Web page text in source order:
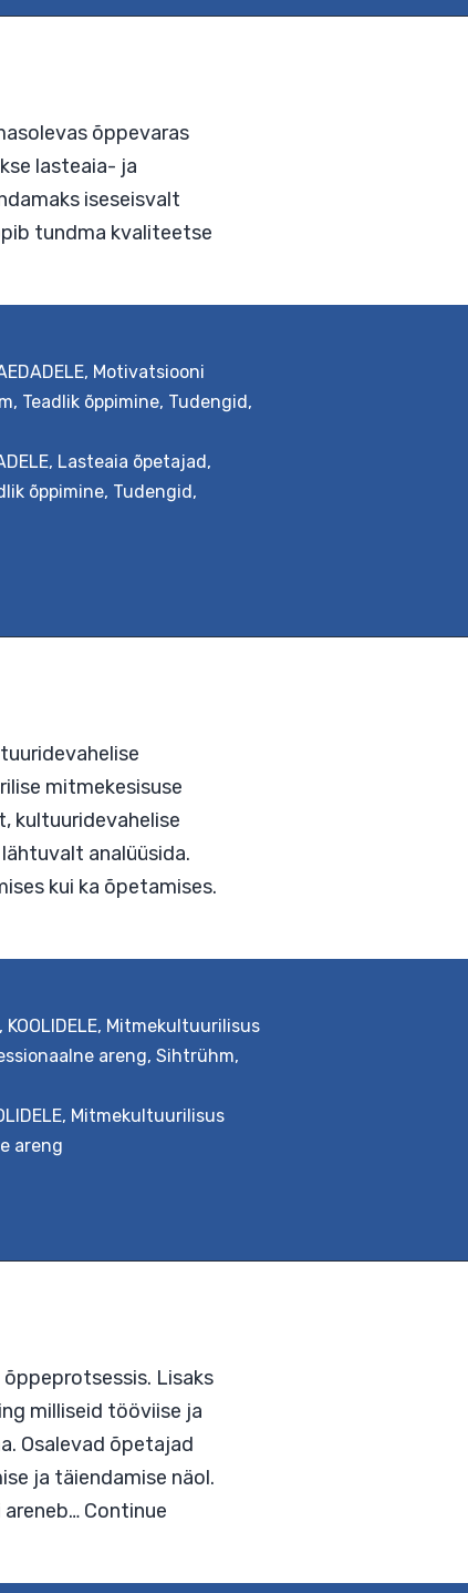
olemasolevas õppevaras
lasteaia- ja
, Motivatsiooni
, Teadlik õppimine, Tudengid,
, Lasteaia õpetajad,
õppimine, Tudengid,
ning kultuuridevahelise
lähtuvalt analüüsida.
, KOOLIDELE, Mitmekultuurilisus
areng, Sihtrühm,
, Mitmekultuurilisus
areng